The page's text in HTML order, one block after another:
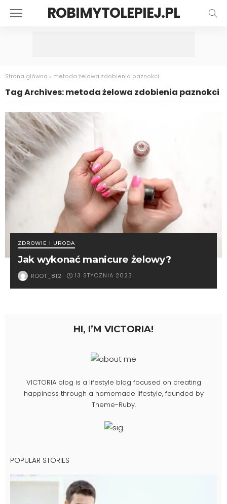
ROBIMYTOLEPIEJ.PL
Strona główna » metoda żelowa zdobienia paznokci
Tag Archives: metoda żelowa zdobienia paznokci
ZDROWIE I URODA
Jak wykonać manicure żelowy?
ROOT_812 13 STYCZNIA 2023
HI, I’M VICTORIA!
VICTORIA blog is a lifestyle blog focused on creating
happiness through a homemade lifestyle, founded by
Theme-Ruby.
POPULAR STORIES